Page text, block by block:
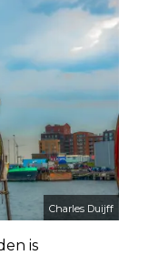
Charles Duijff
is